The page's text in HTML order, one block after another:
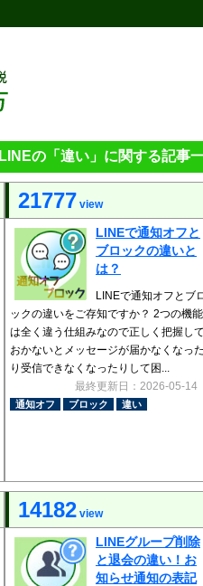
LINEの「違い」に関する記事
21777 view
LINEで通知オフと
ブロックの違いと
は？
LINEで通知オフとブ
ックの違いをご存知ですか？ 2つの機能
は全く違う仕組みなので正しく把握して
おかないとメッセージが届かなくなった
り受信できなくなったりして困...
最終更新日：2026-05-14
通知オフ ブロック 違い
14182 view
LINEグループ削除
と退会の違い！お
知らせ通知の表記